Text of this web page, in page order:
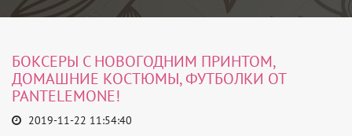
БОКСЕРЫ С НОВОГОДНИМ ПРИНТОМ,
ДОМАШНИЕ КОСТЮМЫ, ФУТБОЛКИ ОТ
PANTELEMONE!
2019-11-22 11:54:40